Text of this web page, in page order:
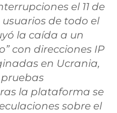
el 11 de
de todo el
la caída a un
con direcciones IP
en Ucrania,
la plataforma se
sobre el